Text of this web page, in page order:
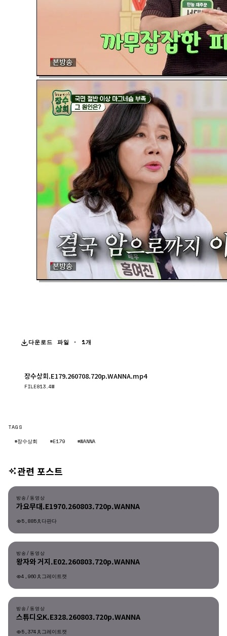
다운로드 파일 · 1개
장수상회.E179.260708.720p.WANNA.mp4
FILE813.4M
TAGS
#장수상회
#E179 #WANNA
관련 포스트
방송/동영상
방송/동영상
가요무대.E1970.260803.720p.WANNA
5,885 다판다
방송/동영상
방송/동영상
왕자와 거지.E02.260803.720p.WANNA
4,960 그레이트캣
방송/동영상
방송/동영상
스튜디오K.E328.260803.720p.WANNA
5,374 그레이트캣